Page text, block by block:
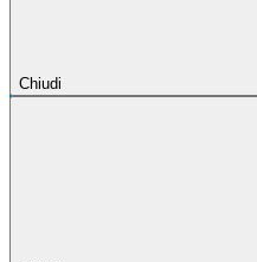
Chiudi